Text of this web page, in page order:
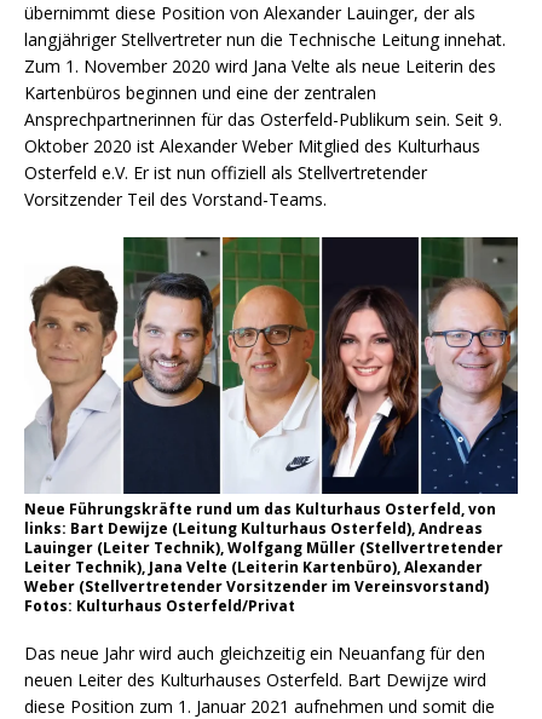
übernimmt diese Position von Alexander Lauinger, der als
langjähriger Stellvertreter nun die Technische Leitung innehat.
Zum 1. November 2020 wird Jana Velte als neue Leiterin des
Kartenbüros beginnen und eine der zentralen
Ansprechpartnerinnen für das Osterfeld-Publikum sein. Seit 9.
Oktober 2020 ist Alexander Weber Mitglied des Kulturhaus
Osterfeld e.V. Er ist nun offiziell als Stellvertretender
Vorsitzender Teil des Vorstand-Teams.
Neue Führungskräfte rund um das Kulturhaus Osterfeld, von
links: Bart Dewijze (Leitung Kulturhaus Osterfeld), Andreas
Lauinger (Leiter Technik), Wolfgang Müller (Stellvertretender
Leiter Technik), Jana Velte (Leiterin Kartenbüro), Alexander
Weber (Stellvertretender Vorsitzender im Vereinsvorstand)
Fotos: Kulturhaus Osterfeld/Privat
Das neue Jahr wird auch gleichzeitig ein Neuanfang für den
neuen Leiter des Kulturhauses Osterfeld. Bart Dewijze wird
diese Position zum 1. Januar 2021 aufnehmen und somit die